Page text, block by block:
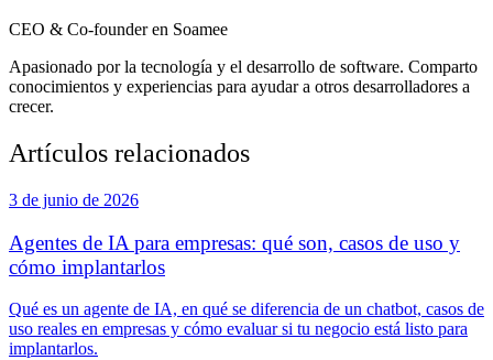
CEO & Co-founder en Soamee
Apasionado por la tecnología y el desarrollo de software. Comparto
conocimientos y experiencias para ayudar a otros desarrolladores a
crecer.
Artículos relacionados
3 de junio de 2026
Agentes de IA para empresas: qué son, casos de uso y
cómo implantarlos
Qué es un agente de IA, en qué se diferencia de un chatbot, casos de
uso reales en empresas y cómo evaluar si tu negocio está listo para
implantarlos.